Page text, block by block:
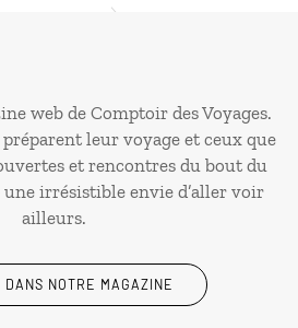
web de Comptoir des Voyages.
leur voyage et ceux que
et rencontres du bout du
irrésistible envie d’aller voir
ailleurs.
DANS NOTRE MAGAZINE